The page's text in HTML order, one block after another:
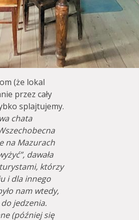
(że lokal
przez cały
splajtujemy.
chata
na Mazurach
dawała
którzy
i dla innego
nam wtedy,
jedzenia.
(później się